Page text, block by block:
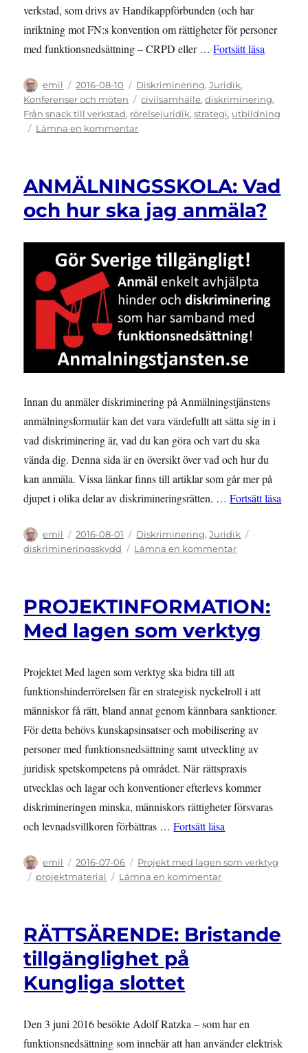
verkstad, som drivs av Handikappförbunden (och har
inriktning mot FN:s konvention om rättigheter för personer
med funktionsnedsättning – CRPD eller …Fortsätt läsa
Författare
emil
Publicerat
den
2016-08-10 Kategorier
Diskriminering,Juridik,
Konferenser och möten
Etiketter
civilsamhälle,diskriminering,
Från snack till verkstad, rörelsejuridik,strategi, utbildning
Lämna en kommentartill
juridik
som
verktyg
ANMÄLNINGSSKOLA: Vad
och hur ska jag anmäla?
Innan du anmäler diskriminering på Anmälningstjänstens
anmälningsformulär kan det vara värdefullt att sätta sig in i
vad diskriminering är, vad du kan göra och vart du ska
vända dig. Denna sida är en översikt över vad och hur du
kan anmäla. Vissa länkar finns till artiklar som går mer på
djupet i olika delar av diskrimineringsrätten. …Fortsätt läsa
Författare
emil
Publicerat
den
2016-08-01 Kategorier
Diskriminering,Juridik
diskrimineringsskydd
Lämna en kommentartill
hur
jag
PROJEKTINFORMATION:
Med lagen som verktyg
Projektet Med lagen som verktyg ska bidra till att
funktionshinderrörelsen får en strategisk nyckelroll i att
människor få rätt, bland annat genom kännbara sanktioner.
För detta behövs kunskapsinsatser och mobilisering av
personer med funktionsnedsättning samt utveckling av
juridisk spetskompetens på området. När rättspraxis
utvecklas och lagar och konventioner efterlevs kommer
diskrimineringen minska, människors rättigheter försvaras
och levnadsvillkoren förbättras …Fortsätt läsa
Författare
emil
Publicerat
den
2016-07-06 Kategorier
Projekt med lagen som verktyg
Etiketter
projektmaterial Lämna en kommentartill
som
RÄTTSÄRENDE: Bristande
tillgänglighet på
Kungliga slottet
Den 3 juni 2016 besökte Adolf Ratzka – som har en
funktionsnedsättning som innebär att han använder elektrisk